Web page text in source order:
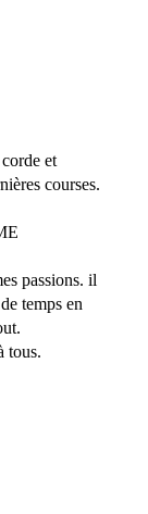
et
courses.
passions. il
temps en
tous.